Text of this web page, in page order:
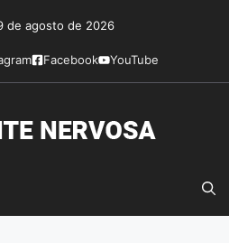
de agosto de 2026
Facebook YouTube